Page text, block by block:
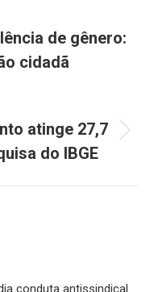
de gênero:
cidadã
atinge 27,7
do IBGE
conduta antissindical